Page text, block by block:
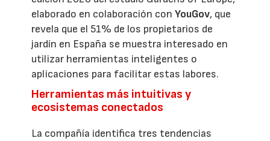
elaborado en colaboración conYouGov, que
revela que el 51% de los propietarios de
jardín en España se muestra interesado en
utilizar herramientas inteligentes o
aplicaciones para facilitar estas labores.
Herramientas más intuitivas y
ecosistemas conectados
La compañía identifica tres tendencias